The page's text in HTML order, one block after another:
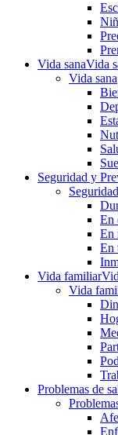
Vida sanaVida
Vida sana
Seguridad y
En
En
En
Vida familiar
Vida
Problemas de